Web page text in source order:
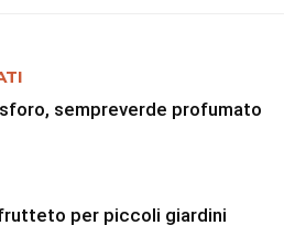
sempreverde profumato
per piccoli giardini